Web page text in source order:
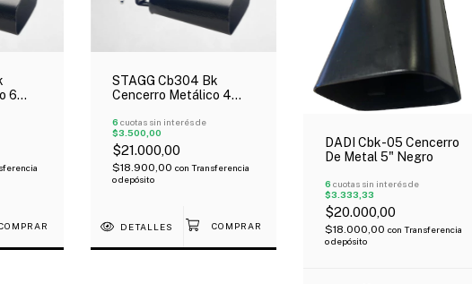
6
STAGG Cb304 Bk
Cencerro Metálico 4
6 cuotas sin interés de
$3.500,00
$21.000,00
$18.900,00 con Transferencia
o depósito
DETALLES
DADI Cbk-05 Cencerro
De Metal 5" Negro
6 cuotas sin interés de
$3.333,33
$20.000,00
$18.000,00 con Transferencia
o depósito